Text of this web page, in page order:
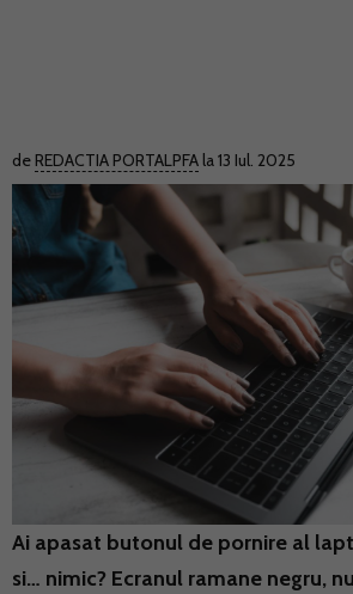
de REDACTIA PORTALPFA la 13 Iul. 2025
Ai apasat butonul de pornire al
si… nimic? Ecranul ramane negru,